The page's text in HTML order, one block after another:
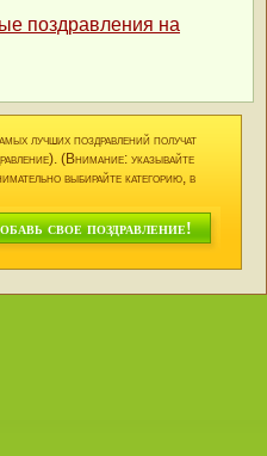
поздравления на
лучших поздравлений получат
(Внимание: указывайте
выбирайте категорию, в
свое поздравление!